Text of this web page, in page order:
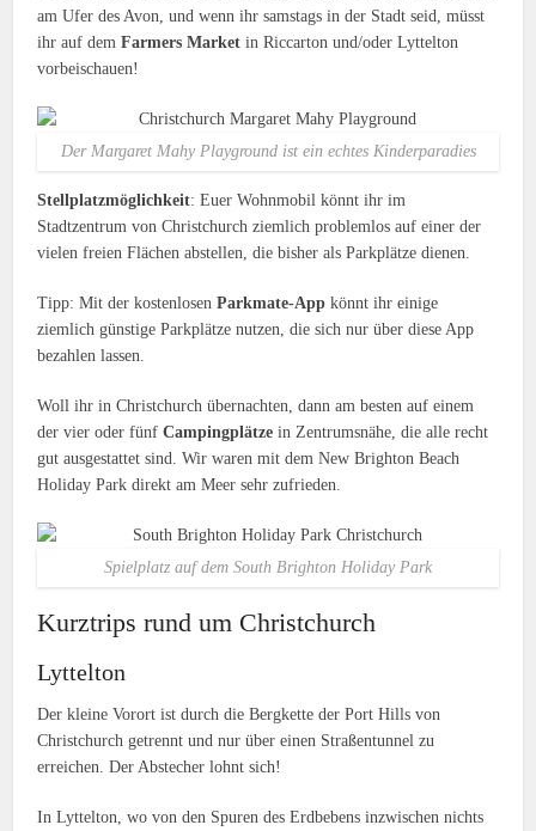
am Ufer des Avon, und wenn ihr samstags in der Stadt seid, müsst
ihr auf demFarmers Market in Riccarton und/oder Lyttelton
vorbeischauen!
Der Margaret Mahy Playground ist ein echtes Kinderparadies
Stellplatzmöglichkeit: Euer Wohnmobil könnt ihr im
Stadtzentrum von Christchurch ziemlich problemlos auf einer der
vielen freien Flächen abstellen, die bisher als Parkplätze dienen.
Tipp: Mit der kostenlosenParkmate-App könnt ihr einige
ziemlich günstige Parkplätze nutzen, die sich nur über diese App
bezahlen lassen.
Woll ihr in Christchurch übernachten, dann am besten auf einem
der vier oder fünfCampingplätze in Zentrumsnähe, die alle recht
gut ausgestattet sind. Wir waren mit dem New Brighton Beach
Holiday Park direkt am Meer sehr zufrieden.
Spielplatz auf dem South Brighton Holiday Park
Kurztrips rund um Christchurch
Lyttelton
Der kleine Vorort ist durch die Bergkette der Port Hills von
Christchurch getrennt und nur über einen Straßentunnel zu
erreichen. Der Abstecher lohnt sich!
In Lyttelton, wo von den Spuren des Erdbebens inzwischen nichts